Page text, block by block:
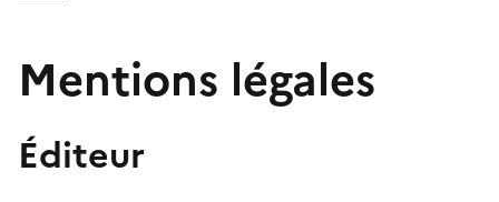
Mentions légales
Éditeur